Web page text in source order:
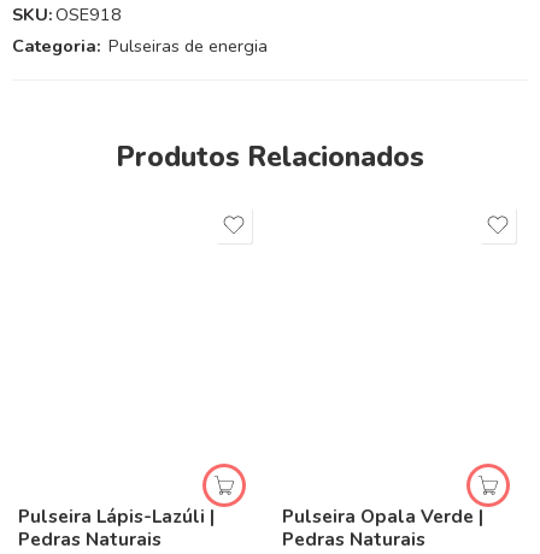
SKU:OSE918
Categoria: Pulseiras de energia
Produtos Relacionados
Pulseira Lápis-Lazúli |
Pedras Naturais
Pulseira Opala Verde |
Pedras Naturais